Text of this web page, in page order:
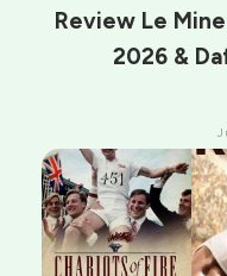
Review Le
2026 &